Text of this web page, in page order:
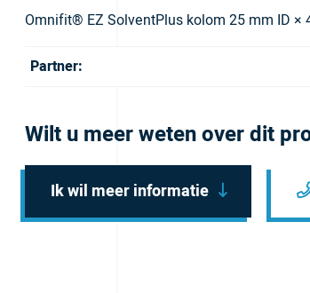
Omnifit® EZ SolventPlus kolom 25 mm ID ×
Partner:
Wilt u meer weten over dit
Ik wil meer informatie